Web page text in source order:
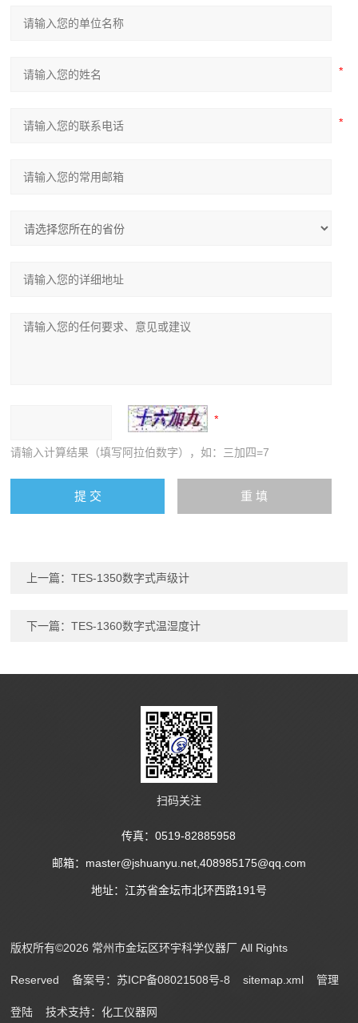
请输入计算结果（填写阿拉伯数字），如：三加四=7
上一篇：TES-1350数字式声级计
下一篇：TES-1360数字式温湿度计
扫码关注
传真：0519-82885958
邮箱：master@jshuanyu.net,408985175@qq.com
地址：江苏省金坛市北环西路191号
版权所有©2026 常州市金坛区环宇科学仪器厂 All Rights
Reserved备案号：苏ICP备08021508号-8 sitemap.xml 管理
登陆 技术支持：化工仪器网